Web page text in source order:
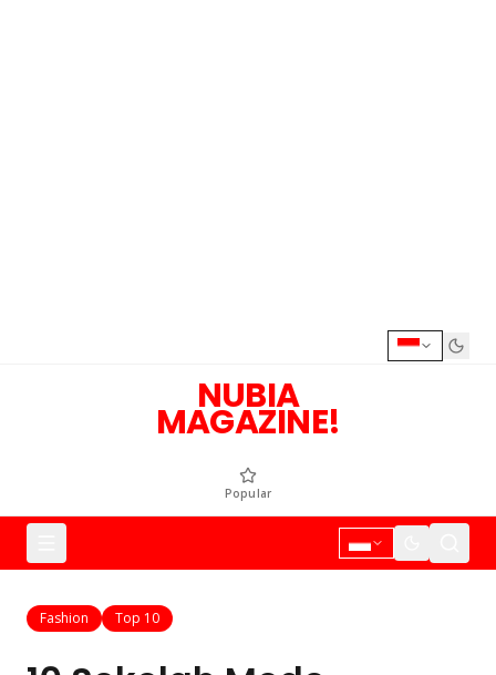
NUBIA
MAGAZINE!
Popular
Fashion Top 10